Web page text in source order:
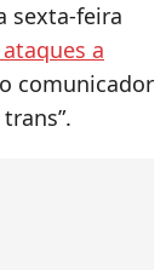
sexta-feira
a
comunicador